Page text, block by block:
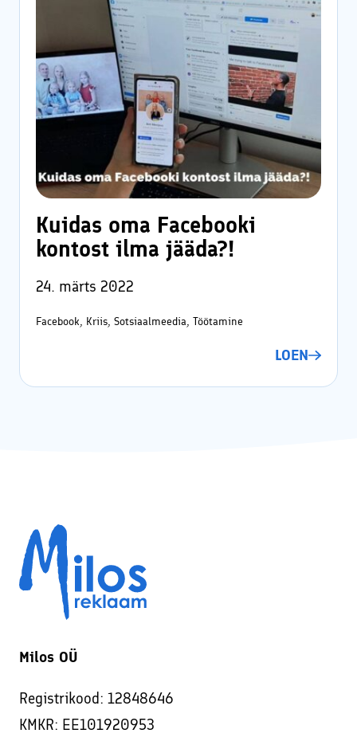
Kuidas oma Facebooki
kontost ilma jääda?!
24. märts 2022
Facebook, Kriis, Sotsiaalmeedia, Töötamine
LOEN
Milos OÜ
Registrikood: 12848646
KMKR: EE101920953